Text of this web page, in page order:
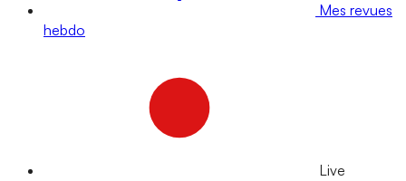
Mes revues
hebdo
Live